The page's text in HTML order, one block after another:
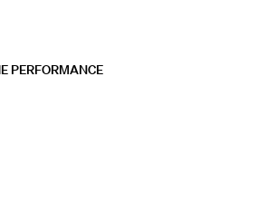
PERFORMANCE